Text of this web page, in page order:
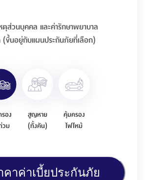
ส่วนบุคคล และค่ารักษาพยาบาล
ขึ้นอยู่กับแผนประกันภัยที่เลือก)
อง
วม
สูญหาย
(ทั้งคัน)
คุ้มครอง
ไฟไหม้
คาค่าเบี้ยประกันภัย